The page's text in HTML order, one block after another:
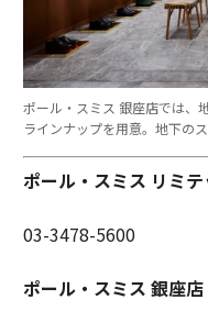
ポール・スミス 銀座店では、
ラインナップを用意。地下の
ポール・スミス リミテ
03-3478-5600
ポール・スミス 銀座店